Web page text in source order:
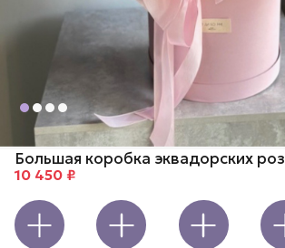
Большая коробка эквадорских роз
10 450 ₽